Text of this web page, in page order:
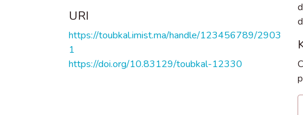
URI
https://toubkal.imist.ma/handle/123456789/2903
1
https://doi.org/10.83129/toubkal-12330